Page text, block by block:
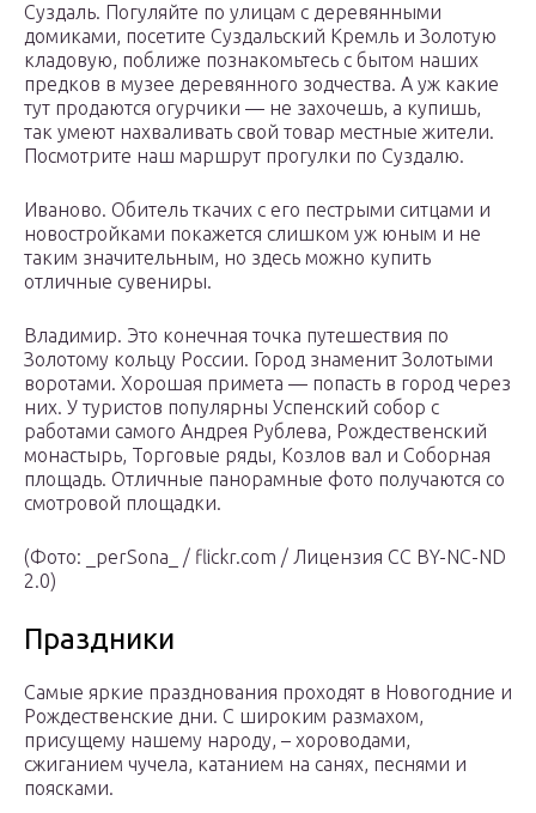
Суздаль. Погуляйте по улицам с деревянными
домиками, посетите Суздальский Кремль и Золотую
кладовую, поближе познакомьтесь с бытом наших
предков в музее деревянного зодчества. А уж какие
тут продаются огурчики — не захочешь, а купишь,
так умеют нахваливать свой товар местные жители.
Посмотрите наш маршрут прогулки по Суздалю.
Иваново. Обитель ткачих с его пестрыми ситцами и
новостройками покажется слишком уж юным и не
таким значительным, но здесь можно купить
отличные сувениры.
Владимир. Это конечная точка путешествия по
Золотому кольцу России. Город знаменит Золотыми
воротами. Хорошая примета — попасть в город через
них. У туристов популярны Успенский собор с
работами самого Андрея Рублева, Рождественский
монастырь, Торговые ряды, Козлов вал и Соборная
площадь. Отличные панорамные фото получаются со
смотровой площадки.
(Фото: _perSona_ / flickr.com / Лицензия CC BY-NC-ND
2.0)
Праздники
Самые яркие празднования проходят в Новогодние и
Рождественские дни. С широким размахом,
присущему нашему народу, – хороводами,
сжиганием чучела, катанием на санях, песнями и
поясками.